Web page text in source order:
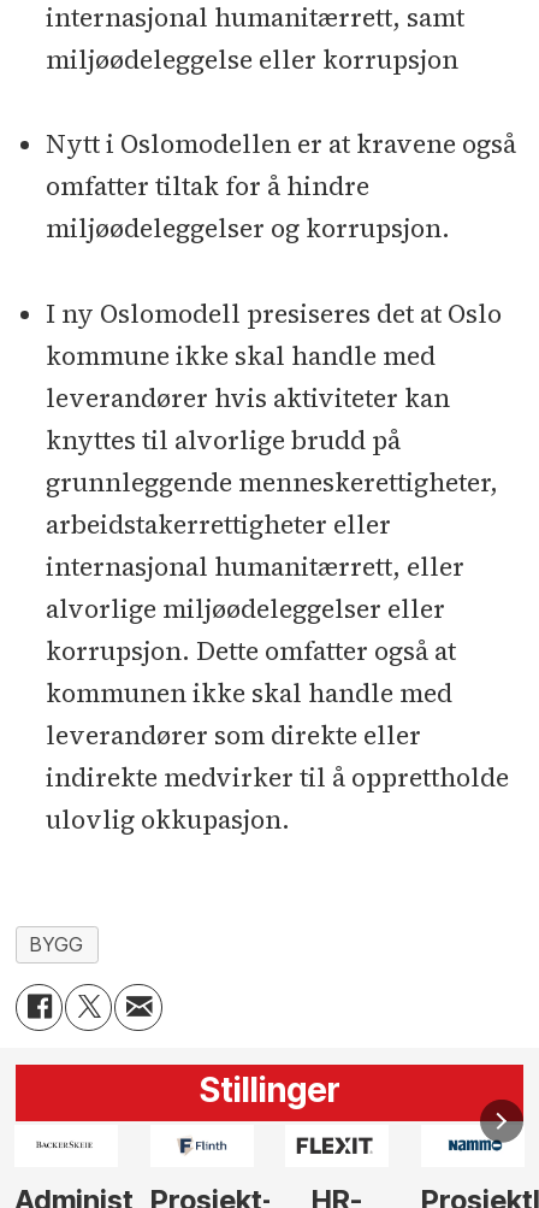
internasjonal humanitærrett, samt
miljøødeleggelse eller korrupsjon
Nytt i Oslomodellen er at kravene også
omfatter tiltak for å hindre
miljøødeleggelser og korrupsjon.
I ny Oslomodell presiseres det at Oslo
kommune ikke skal handle med
leverandører hvis aktiviteter kan
knyttes til alvorlige brudd på
grunnleggende menneskerettigheter,
arbeidstakerrettigheter eller
internasjonal humanitærrett, eller
alvorlige miljøødeleggelser eller
korrupsjon. Dette omfatter også at
kommunen ikke skal handle med
leverandører som direkte eller
indirekte medvirker til å opprettholde
ulovlig okkupasjon.
BYGG
Stillinger
HR-
ProsjektlederVi
Anlegg